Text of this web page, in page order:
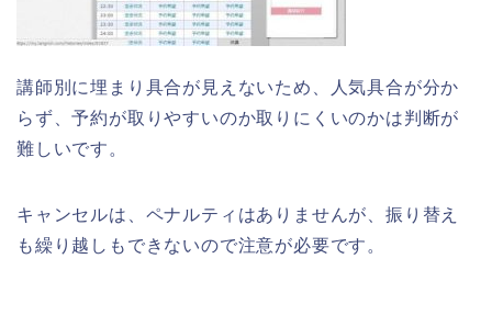
講師別に埋まり具合が見えないため、人気具合が分か
らず、予約が取りやすいのか取りにくいのかは判断が
難しいです。
キャンセルは、ペナルティはありませんが、振り替え
も繰り越しもできないので注意が必要です。